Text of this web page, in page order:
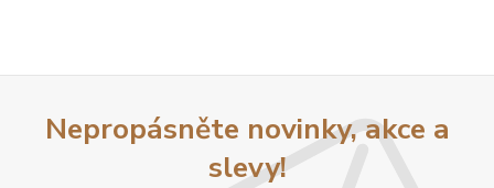
Nepropásněte novinky, akce a
slevy!